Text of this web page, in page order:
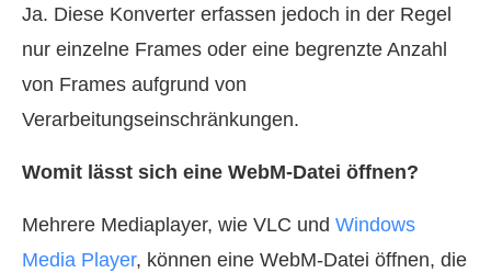
Ja. Diese Konverter erfassen jedoch in der Regel
nur einzelne Frames oder eine begrenzte Anzahl
von Frames aufgrund von
Verarbeitungseinschränkungen.
Womit lässt sich eine WebM‑Datei öffnen?
Mehrere Mediaplayer, wie VLC und Windows
Media Player, können eine WebM‑Datei öffnen, die